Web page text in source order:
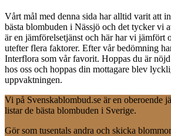
Vårt mål med denna sida har alltid varit att
bästa blombuden i Nässjö och det tycker vi
är en jämförelsetjänst och här har vi jämfört
utefter flera faktorer. Efter vår bedömning
Interflora som vår favorit. Hoppas du är nöjd med vad du hittar här
hos oss och hoppas din mottagare blev
uppvaktningen.
Vi på Svenskablombud.se är en oberoende
listar de bästa blombuden i Sverige.
Gör som tusentals andra och skicka